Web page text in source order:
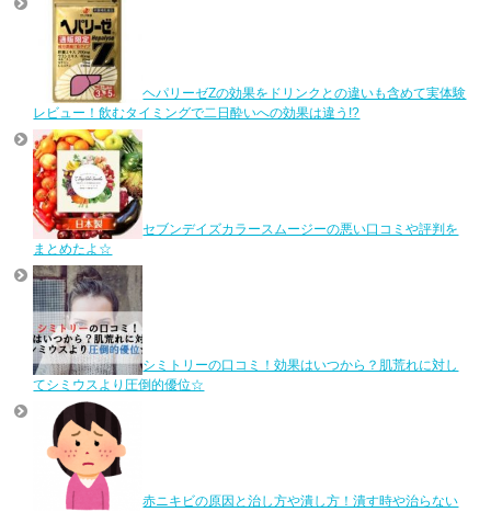
ヘパリーゼZの効果をドリンクとの違いも含めて実体験
レビュー！飲むタイミングで二日酔いへの効果は違う!?
セブンデイズカラースムージーの悪い口コミや評判を
まとめたよ☆
シミトリーの口コミ！効果はいつから？肌荒れに対し
てシミウスより圧倒的優位☆
赤ニキビの原因と治し方や潰し方！潰す時や治らない